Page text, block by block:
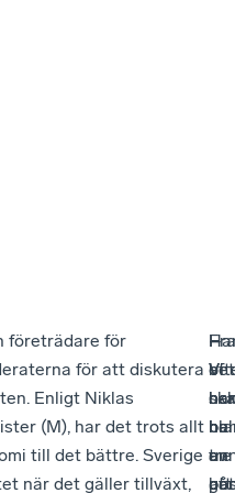
företrädare för
för att diskutera
Enligt Niklas
(M), har det trots allt
till det bättre. Sverige
när det gäller tillväxt,
–
Vi
har
nu
tre
–
Vi
ska
ha
en
av
att